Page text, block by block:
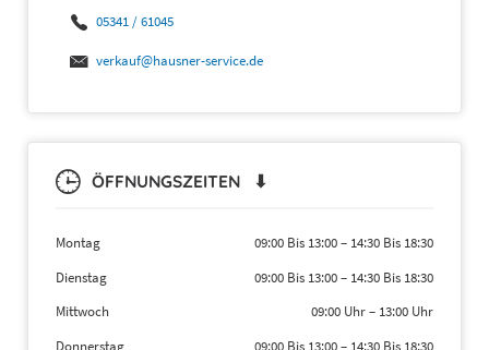
05341 / 61045
verkauf@hausner-service.de
ÖFFNUNGSZEITEN ⬇
Montag 09:00 Bis 13:00– 14:30 Bis 18:30
Dienstag
09:00 Bis 13:00– 14:30 Bis 18:30
Mittwoch
09:00 Uhr– 13:00 Uhr